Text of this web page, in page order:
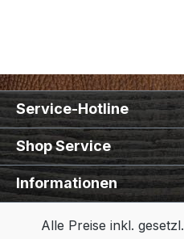
Service-Hotline
Shop Service
Informationen
Alle Preise inkl.